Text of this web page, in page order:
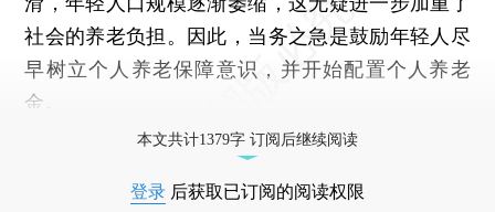
社会的养老负担。因此，当务之急是鼓励年轻人尽
早树立个人养老保障意识，并开始配置个人养老
金。
本文共计1379字 订阅后继续阅读
登录 后获取已订阅的阅读权限